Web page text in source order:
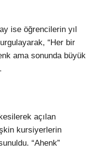
ise öğrencilerin yıl
“Her bir
ama sonunda büyük
açılan
kursiyerlerin
“Ahenk”